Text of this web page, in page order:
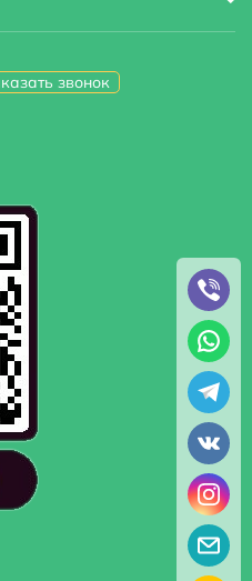
звонок